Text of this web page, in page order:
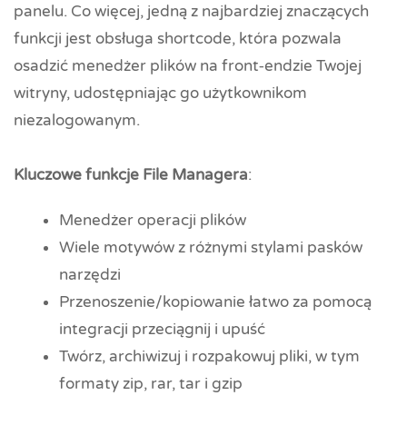
panelu. Co więcej, jedną z najbardziej znaczących
funkcji jest obsługa shortcode, która pozwala
osadzić menedżer plików na front‑endzie Twojej
witryny, udostępniając go użytkownikom
niezalogowanym.
Kluczowe funkcje File Managera:
Menedżer operacji plików
Wiele motywów z różnymi stylami pasków
narzędzi
Przenoszenie/kopiowanie łatwo za pomocą
integracji przeciągnij i upuść
Twórz, archiwizuj i rozpakowuj pliki, w tym
formaty zip, rar, tar i gzip